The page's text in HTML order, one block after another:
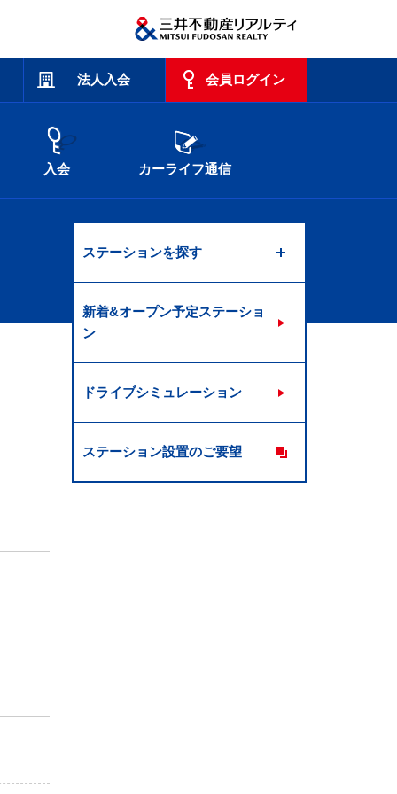
法人入会 会員ログイン
入会 カーライフ通信
ステーションを探す
新着&オープン予定ステーショ
ン
ドライブシミュレーション
ステーション設置のご要望